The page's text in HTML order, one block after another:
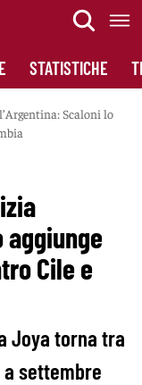
STATISTICHE
Scaloni lo
aggiunge
Cile e
Joya torna tra
settembre